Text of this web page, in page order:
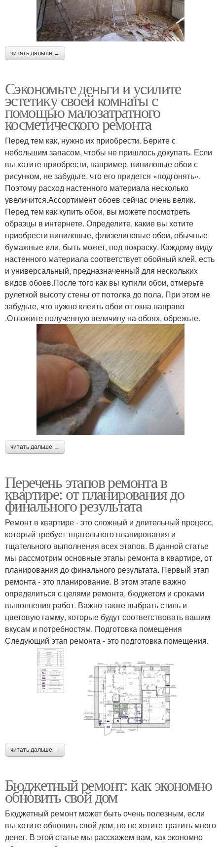
читать дальше →
Сэкономьте деньги и усилите
эстетику своей комнаты с
помощью малозатратного
косметического ремонта
Перед тем как, нужно их приобрести. Берите с
небольшим запасом, чтобы не пришлось докупать. Если
вы хотите приобрести, например, виниловые обои с
рисунком, не забудьте, что его придется «подгонять».
Поэтому расход настенного материала несколько
увеличится.Ассортимент обоев сейчас очень велик.
Перед тем как купить обои, вы можете посмотреть
образцы в интернете. Определите, какие вы хотите
приобрести виниловые, флизелиновые обои, обычные
бумажные или, быть может, под покраску. Каждому виду
настенного материала соответствует обойный клей, есть
и универсальный, предназначенный для нескольких
видов обоев.После того как вы купили обои, отмерьте
рулеткой высоту стены от потолка до пола. При этом не
забудьте, что нужно клеить обои от окна направо
.Отложите полученную величину на обоях, обрежьте.
читать дальше →
Перечень этапов ремонта в
квартире: от планирования до
финального результата
Ремонт в квартире - это сложный и длительный процесс,
который требует тщательного планирования и
тщательного выполнения всех этапов. В данной статье
мы рассмотрим основные этапы ремонта в квартире, от
планирования до финального результата. Первый этап
ремонта - это планирование. В этом этапе важно
определиться с целями ремонта, бюджетом и сроками
выполнения работ. Важно также выбрать стиль и
цветовую гамму, которые будут соответствовать вашим
вкусам и потребностям. Подготовка помещения
Следующий этап ремонта - это подготовка помещения.
читать дальше →
Бюджетный ремонт: как экономно
обновить свой дом
Бюджетный ремонт может быть очень полезным, если
вы хотите обновить свой дом, но не хотите тратить много
денег. В этой статье мы расскажем вам, как экономно